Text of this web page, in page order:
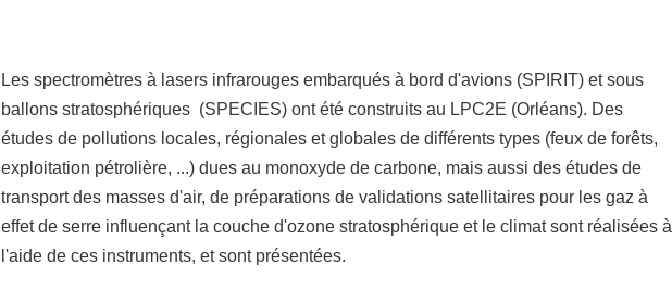
Les spectromètres à lasers infrarouges embarqués à bord d'avions (SPIRIT) et sous
ballons stratosphériques (SPECIES) ont été construits au LPC2E (Orléans). Des
études de pollutions locales, régionales et globales de différents types (feux de forêts,
exploitation pétrolière, ...) dues au monoxyde de carbone, mais aussi des études de
transport des masses d'air, de préparations de validations satellitaires pour les gaz à
effet de serre influençant la couche d'ozone stratosphérique et le climat sont réalisées à
l'aide de ces instruments, et sont présentées.